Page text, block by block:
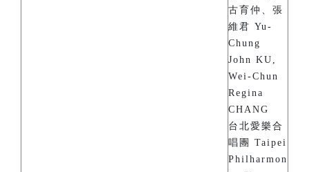
古育仲、張
維君 Yu-
Chung
John KU,
Wei-Chun
Regina
CHANG
台北愛樂合
唱團 Taipei
Philharmon